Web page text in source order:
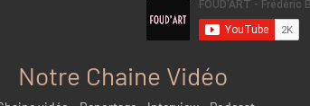
Notre Chaine Vidéo